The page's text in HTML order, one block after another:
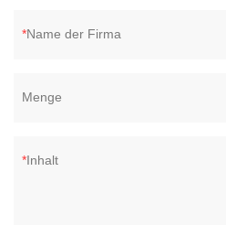
Name der Firma
Menge
Inhalt